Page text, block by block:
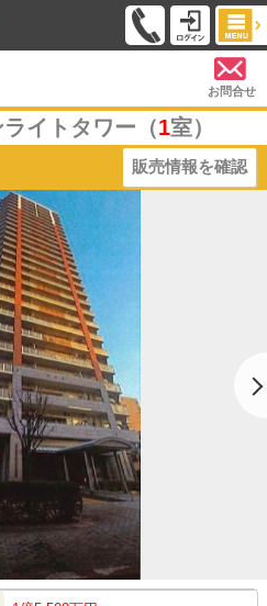
お問合せ
イトタワー（1室）
販売情報を確認